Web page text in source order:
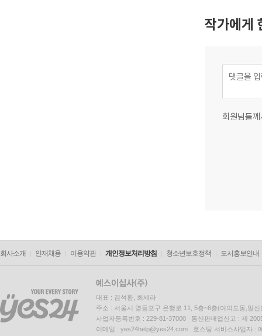
작가에게
회원님들
회사소개 인재채용 이용약관 개인정보처리방침 청소년보호정책 도서홍보안내
대표 : 김석환, 최세라
주소 : 서울시 영등포구 은행로 11, 5층~6층(여의도동,일신
사업자등록번호 : 229-81-37000 통신판매업신고 : 제
이메일 : yes24help@yes24.com 호스팅 서비스사업자 :